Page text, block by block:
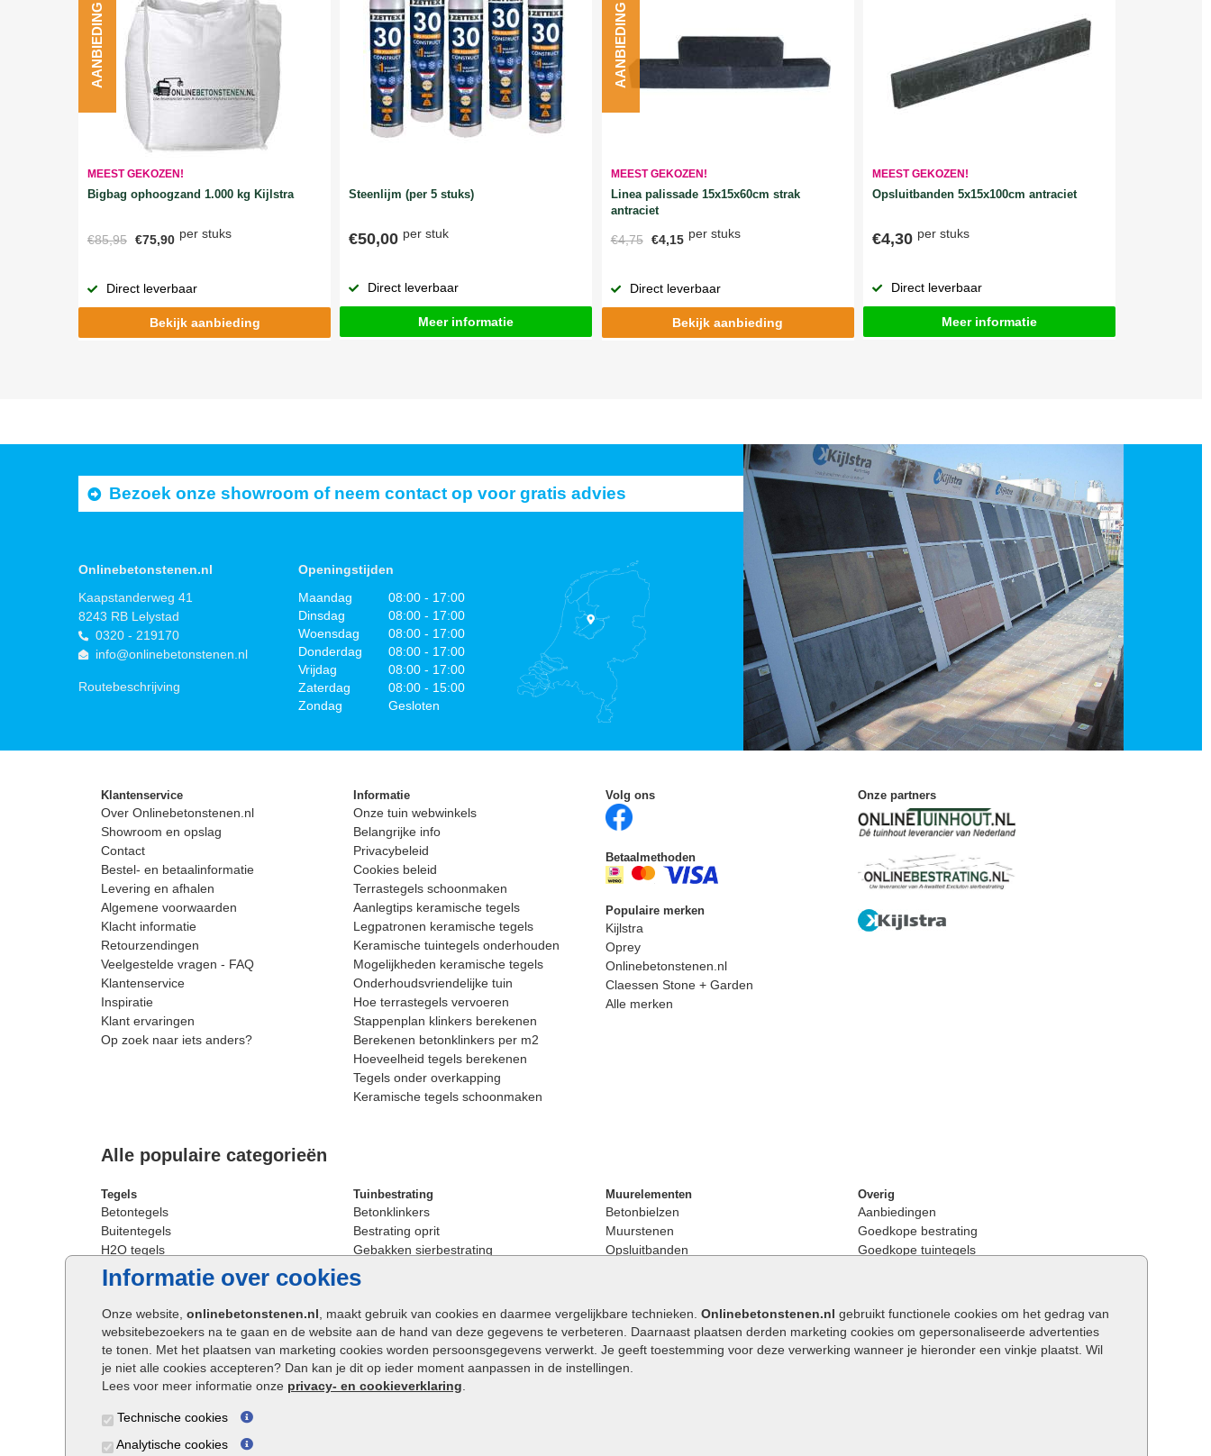
Informatie over cookies
Onze website, onlinebetonstenen.nl , maakt gebruik van cookies en daarmee vergelijkbare technieken. Onlinebetonstenen.nl gebruikt functionele cookies om het gedrag van
websitebezoekers na te gaan en de website aan de hand van deze gegevens te verbeteren. Daarnaast plaatsen derden marketing cookies om gepersonaliseerde advertenties
te tonen. Met het plaatsen van marketing cookies worden persoonsgegevens verwerkt. Je geeft toestemming voor deze verwerking wanneer je hieronder een vinkje plaatst. Wil
je niet alle cookies accepteren? Dan kan je dit op ieder moment aanpassen in de instellingen.
Lees voor meer informatie onze privacy- en cookieverklaring
Technische cookies
Analytische cookies
MEEST GEKOZEN!
Bigbag ophoogzand 1.000 kg Kijlstra
€85,95 €75,90 per stuks
AANBIEDING
Direct leverbaar
Bekijk aanbieding
Steenlijm (per 5 stuks)
€50,00 per stuk
Direct leverbaar
Meer informatie
MEEST GEKOZEN!
Linea palissade 15x15x60cm strak
antraciet
€4,75 €4,15 per stuks
AANBIEDING
Direct leverbaar
Bekijk aanbieding
MEEST GEKOZEN!
Opsluitbanden 5x15x100cm antraciet
€4,30 per stuks
Direct leverbaar
Meer informatie
Bezoek onze showroom of neem contact op voor gratis advies
Onlinebetonstenen.nl
Kaapstanderweg 41
8243 RB Lelystad
0320 - 219170
info@onlinebetonstenen.nl
Routebeschrijving
Openingstijden
Maandag
08:00 - 17:00
Dinsdag
08:00 - 17:00
Woensdag
08:00 - 17:00
Donderdag
08:00 - 17:00
Vrijdag
08:00 - 17:00
Zaterdag
08:00 - 15:00
Zondag
Gesloten
Klantenservice
Over Onlinebetonstenen.nl
Showroom en opslag
Contact
Bestel- en betaalinformatie
Levering en afhalen
Algemene voorwaarden
Klacht informatie
Retourzendingen
Veelgestelde vragen - FAQ
Klantenservice
Inspiratie
Klant ervaringen
Op zoek naar iets anders?
Informatie
Onze tuin webwinkels
Belangrijke info
Privacybeleid
Cookies beleid
Terrastegels schoonmaken
Aanlegtips keramische tegels
Legpatronen keramische tegels
Keramische tuintegels onderhouden
Mogelijkheden keramische tegels
Onderhoudsvriendelijke tuin
Hoe terrastegels vervoeren
Stappenplan klinkers berekenen
Berekenen betonklinkers per m2
Hoeveelheid tegels berekenen
Tegels onder overkapping
Keramische tegels schoonmaken
Volg ons
Betaalmethoden
Populaire merken
Kijlstra
Oprey
Onlinebetonstenen.nl
Claessen Stone + Garden
Alle merken
Onze partners
Alle populaire categorieën
Tegels
Betontegels
Buitentegels
H2O tegels
Keramische terrastegels
Oprit tegels
Patio tegels
Siertegels
Stoeptegels
Straattegels
Terrastegels
Buitentegels
Grote terrastegels
Tuinbestrating
Betonklinkers
Bestrating oprit
Gebakken sierbestrating
Strakke bestrating
Straatstenen
Straatklinkers
Trommelstenen
Tuinstenen
Waalformaat
Muurelementen
Betonbielzen
Muurstenen
Opsluitbanden
Betonblokken
Stapelstenen
Overig
Aanbiedingen
Goedkope bestrating
Goedkope tuintegels
Opsluitbanden plaatsen
Keerwanden
Traptreden tuin